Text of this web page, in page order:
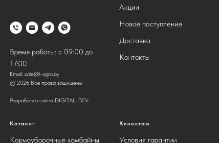
Время работы: с 09:00 до
17:00
Email: sale@l-agro.by
© 2026 Все права защищены
Разработка сайта DIGITAL-DEV
Акции
Новое поступление
Доставка
Контакты
Каталог
Кормоуборочные комбайны
Клиентам
Условия гарантии